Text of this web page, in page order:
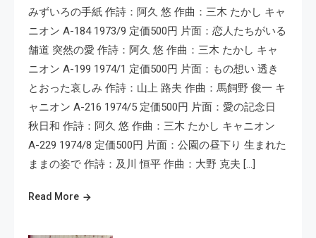
みずいろの手紙 作詩：阿久 悠 作曲：三木 たかし キャ
ニオン A-184 1973/9 定価500円 片面：恋人たちがいる
舗道 突然の愛 作詩：阿久 悠 作曲：三木 たかし キャ
ニオン A-199 1974/1 定価500円 片面：もの想い 透き
とおった哀しみ 作詩：山上 路夫 作曲：馬飼野 俊一 キ
ャニオン A-216 1974/5 定価500円 片面：愛の記念日
秋日和 作詩：阿久 悠 作曲：三木 たかし キャニオン
A-229 1974/8 定価500円 片面：公園の昼下り 生まれた
ままの姿で 作詩：及川 恒平 作曲：大野 克夫 […]
Read More